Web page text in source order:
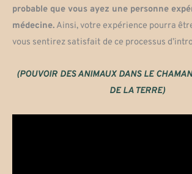
probable que vous ayez une personne
médecine. Ainsi, votre expérience pourra
vous sentirez satisfait de ce processus
(POUVOIR DES ANIMAUX DANS LE
DE LA TERRE)